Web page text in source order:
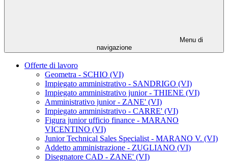
Menu di
navigazione
Offerte di lavoro
Geometra - SCHIO (VI)
Impiegato amministrativo - SANDRIGO (VI)
Impiegato amministrativo junior - THIENE (VI)
Amministrativo junior - ZANE' (VI)
Impiegato amministrativo - CARRE' (VI)
Figura junior ufficio finance - MARANO
VICENTINO (VI)
Junior Technical Sales Specialist - MARANO V. (VI)
Addetto amministrazione - ZUGLIANO (VI)
Disegnatore CAD - ZANE' (VI)